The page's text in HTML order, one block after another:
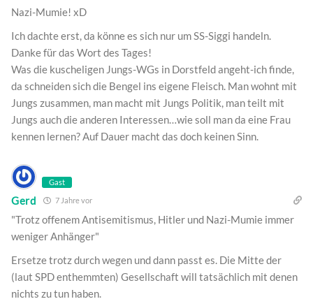
Nazi-Mumie! xD
Ich dachte erst, da könne es sich nur um SS-Siggi handeln.
Danke für das Wort des Tages!
Was die kuscheligen Jungs-WGs in Dorstfeld angeht-ich finde,
da schneiden sich die Bengel ins eigene Fleisch. Man wohnt mit
Jungs zusammen, man macht mit Jungs Politik, man teilt mit
Jungs auch die anderen Interessen…wie soll man da eine Frau
kennen lernen? Auf Dauer macht das doch keinen Sinn.
Gast
Gerd 7 Jahre vor
"Trotz offenem Antisemitismus, Hitler und Nazi-Mumie immer
weniger Anhänger"
Ersetze trotz durch wegen und dann passt es. Die Mitte der
(laut SPD enthemmten) Gesellschaft will tatsächlich mit denen
nichts zu tun haben.